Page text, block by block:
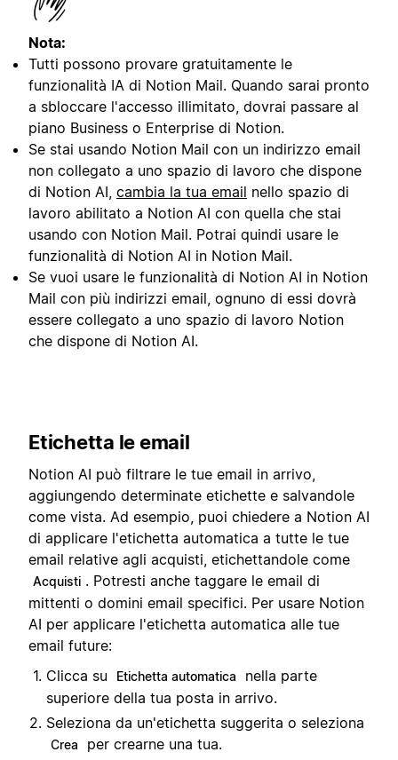
Nota:
Tutti possono provare gratuitamente le
funzionalità IA di Notion Mail. Quando sarai pronto
a sbloccare l'accesso illimitato, dovrai passare al
piano Business o Enterprise di Notion.
Se stai usando Notion Mail con un indirizzo email
non collegato a uno spazio di lavoro che dispone
di Notion AI, cambia la tua email nello spazio di
lavoro abilitato a Notion AI con quella che stai
usando con Notion Mail. Potrai quindi usare le
funzionalità di Notion AI in Notion Mail.
Se vuoi usare le funzionalità di Notion AI in Notion
Mail con più indirizzi email, ognuno di essi dovrà
essere collegato a uno spazio di lavoro Notion
che dispone di Notion AI.
Etichetta le email
Notion AI può filtrare le tue email in arrivo,
aggiungendo determinate etichette e salvandole
come vista. Ad esempio, puoi chiedere a Notion AI
di applicare l'etichetta automatica a tutte le tue
email relative agli acquisti, etichettandole come
Acquisti . Potresti anche taggare le email di
mittenti o domini email specifici. Per usare Notion
AI per applicare l'etichetta automatica alle tue
email future:
Clicca su
Etichetta automatica
nella parte
superiore della tua posta in arrivo.
Seleziona da un'etichetta suggerita o seleziona
Crea
per crearne una tua.